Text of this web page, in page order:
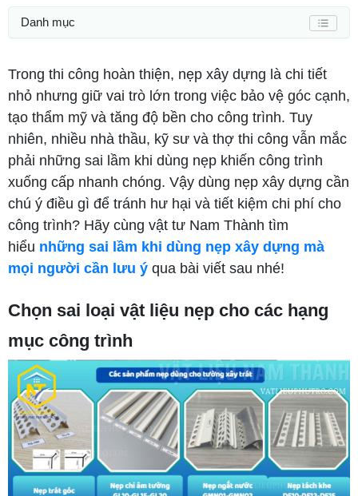
Danh mục
Trong thi công hoàn thiện, nẹp xây dựng là chi tiết
nhỏ nhưng giữ vai trò lớn trong việc bảo vệ góc cạnh,
tạo thẩm mỹ và tăng độ bền cho công trình. Tuy
nhiên, nhiều nhà thầu, kỹ sư và thợ thi công vẫn mắc
phải những sai lầm khi dùng nẹp khiến công trình
xuống cấp nhanh chóng. Vậy dùng nẹp xây dựng cần
chú ý điều gì để tránh hư hại và tiết kiệm chi phí cho
công trình? Hãy cùng vật tư Nam Thành tìm
hiểu những sai lầm khi dùng nẹp xây dựng mà
mọi người cần lưu ý qua bài viết sau nhé!
Chọn sai loại vật liệu nẹp cho các hạng
mục công trình